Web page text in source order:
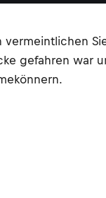
gefahren war